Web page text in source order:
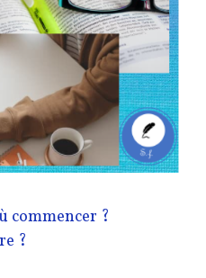
commencer ?
?